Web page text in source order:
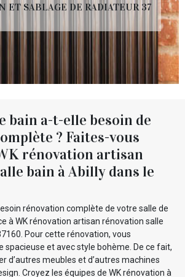
ET SABLAGE DE RADIATEUR 37
bain a-t-elle besoin de
? Faites-vous
rénovation artisan
bain à Abilly dans le
rénovation complète de votre salle de
à WK rénovation artisan rénovation salle
Pour cette rénovation, vous
spacieuse et avec style bohème. De ce fait,
d’autres meubles et d’autres machines
Croyez les équipes de WK rénovation à